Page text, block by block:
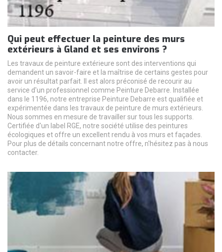
Qui peut effectuer la peinture des murs
extérieurs à Gland et ses environs ?
Les travaux de peinture extérieure sont des interventions qui
demandent un savoir-faire et la maîtrise de certains gestes pour
avoir un résultat parfait. Il est alors préconisé de recourir au
service d'un professionnel comme Peinture Debarre. Installée
dans le 1196, notre entreprise Peinture Debarre est qualifiée et
expérimentée dans les travaux de peinture de murs extérieurs.
Nous sommes en mesure de travailler sur tous les supports.
Certifiée d'un label RGE, notre société utilise des peintures
écologiques et offre un excellent rendu à vos murs et façades.
Pour plus de détails concernant notre offre, n'hésitez pas à nous
contacter.